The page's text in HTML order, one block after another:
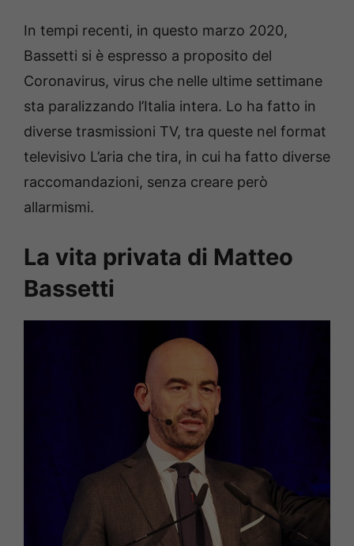
In tempi recenti, in questo marzo 2020,
Bassetti si è espresso a proposito del
Coronavirus, virus che nelle ultime settimane
sta paralizzando l’Italia intera. Lo ha fatto in
diverse trasmissioni TV, tra queste nel format
televisivo L’aria che tira, in cui ha fatto diverse
raccomandazioni, senza creare però
allarmismi.
La vita privata di Matteo
Bassetti